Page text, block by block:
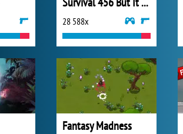
28 588x
Fantasy Madness